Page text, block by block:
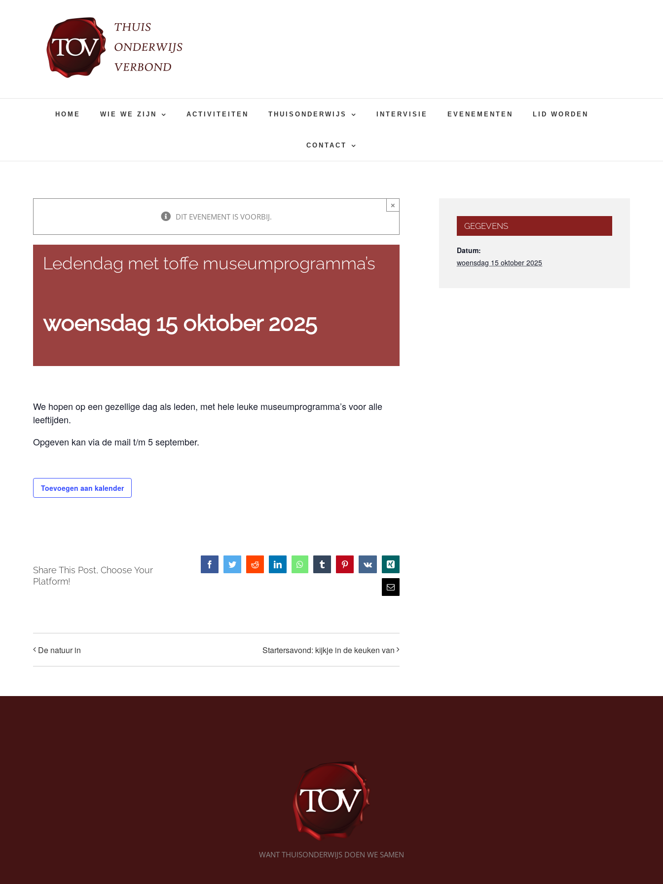
HOME WIE WE ZIJN ACTIVITEITEN THUISONDERWIJS INTERVISIE EVENEMENTEN LID WORDEN
CONTACT
×
DIT EVENEMENT IS VOORBIJ.
Ledendag met toffe museumprogramma’s
woensdag 15 oktober 2025
We hopen op een gezellige dag als leden, met hele leuke museumprogramma’s voor alle
leeftijden.
Opgeven kan via de mail t/m 5 september.
Toevoegen aan kalender
Share This Post, Choose Your
Platform!
FacebookTwitterReddit LinkedInWhatsAppTumblrPinterestVk Xing
E-
mail
De natuur in Startersavond: kijkje in de keuken van
GEGEVENS
Datum:
woensdag 15 oktober 2025
WANT THUISONDERWIJS DOEN WE SAMEN